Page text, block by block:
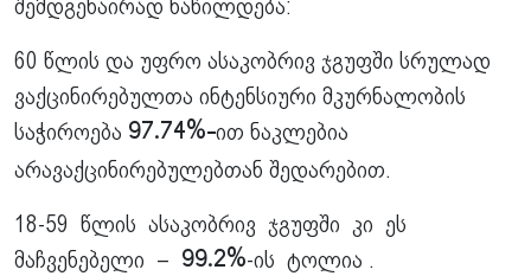
შემდგენაირად ნაწილდება:
60 წლის და უფრო ასაკობრივ ჯგუფში სრულად
ვაქცინირებულთა ინტენსიური მკურნალობის
საჭიროება 97.74%-ით ნაკლებია
არავაქცინირებულებთან შედარებით.
18-59 წლის ასაკობრივ ჯგუფში კი ეს
მაჩვენებელი – 99.2%-ის ტოლია .